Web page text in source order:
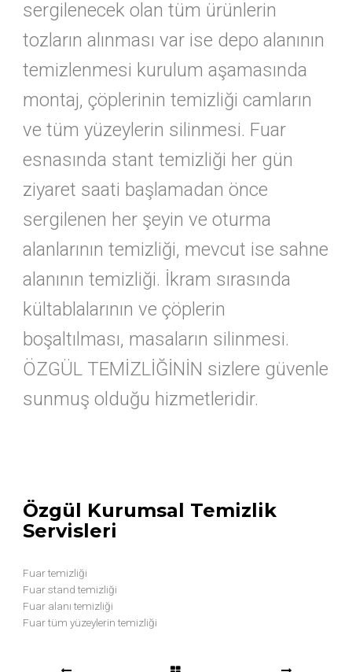
sergilenecek olan tüm ürünlerin
tozların alınması var ise depo alanının
temizlenmesi kurulum aşamasında
montaj, çöplerinin temizliği camların
ve tüm yüzeylerin silinmesi. Fuar
esnasında stant temizliği her gün
ziyaret saati başlamadan önce
sergilenen her şeyin ve oturma
alanlarının temizliği, mevcut ise sahne
alanının temizliği. İkram sırasında
kültablalarının ve çöplerin
boşaltılması, masaların silinmesi.
ÖZGÜL TEMİZLİĞİNİN sizlere güvenle
sunmuş olduğu hizmetleridir.
Özgül Kurumsal Temizlik
Servisleri
Fuar temizliği
Fuar stand temizliği
Fuar alanı temizliği
Fuar tüm yüzeylerin temizliği